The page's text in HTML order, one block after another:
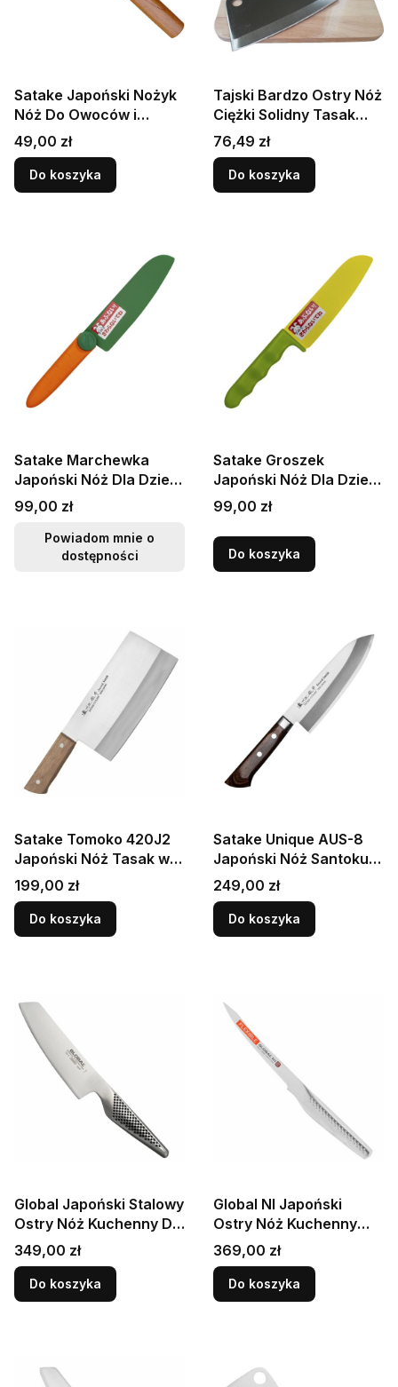
Satake Japoński Nożyk
Nóż Do Owoców i
Warzyw w Drewnianej
Pochwie 9,5cm
Cena
49,00 zł
Do koszyka
Tajski Bardzo Ostry Nóż
Ciężki Solidny Tasak
Szefa Kuchni 32cm KIWI
Cena
76,49 zł
Do koszyka
Satake Marchewka
Japoński Nóż Dla Dzieci
11,5cm
Cena
99,00 zł
Powiadom mnie o
dostępności
Satake Groszek
Japoński Nóż Dla Dzieci
11,5cm
Cena
99,00 zł
Do koszyka
Satake Tomoko 420J2
Japoński Nóż Tasak w
Stylu Chińskim Do
Siekania 18cm
Cena
199,00 zł
Do koszyka
Satake Unique AUS-8
Japoński Nóż Santoku
Do Warzyw 17cm
Cena
249,00 zł
Do koszyka
Global Japoński Stalowy
Ostry Nóż Kuchenny Do
Warzyw 14cm 56-58
HRC GS-5
Cena
349,00 zł
Do koszyka
Global NI Japoński
Ostry Nóż Kuchenny
Ząbkowany Do
Pomidorów 12,5cm
GNS-05
Cena
369,00 zł
Do koszyka